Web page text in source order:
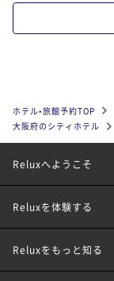
ホテル•旅館予約TOP
大阪府のシティホテル
Reluxへようこそ
Reluxを体験する
Reluxをもっと知る